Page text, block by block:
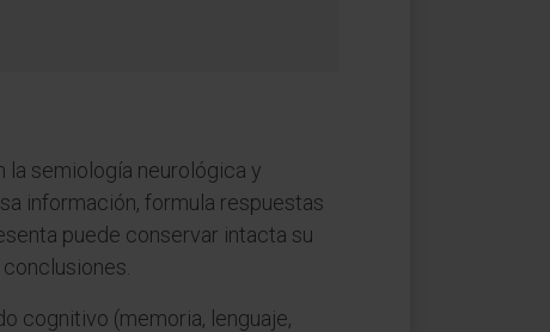
la semiología neurológica y
información, formula respuestas
puede conservar intacta su
cognitivo (memoria, lenguaje,